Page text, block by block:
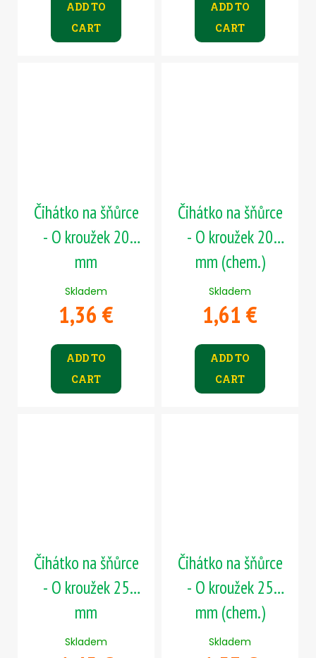
ADD TO
CART
ADD TO
CART
Čihátko na šňůrce
- O kroužek 20
mm
Skladem
1,36 €
ADD TO
CART
Čihátko na šňůrce
- O kroužek 20
mm (chem.)
Skladem
1,61 €
ADD TO
CART
Čihátko na šňůrce
- O kroužek 25
mm
Skladem
Čihátko na šňůrce
- O kroužek 25
mm (chem.)
Skladem